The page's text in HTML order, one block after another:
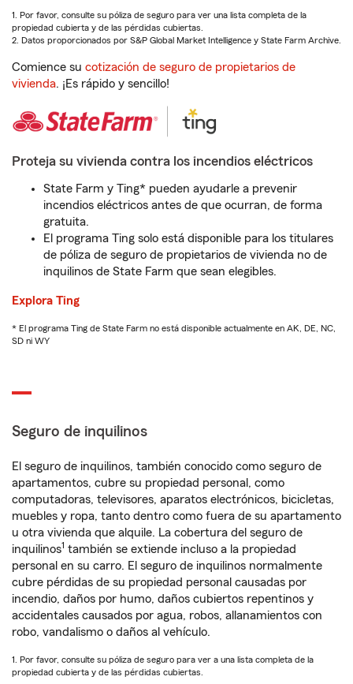
1. Por favor, consulte su póliza de seguro para ver una lista completa de la
propiedad cubierta y de las pérdidas cubiertas.
2. Datos proporcionados por S&P Global Market Intelligence y State Farm Archive.
Comience su cotización de seguro de propietarios de
vivienda. ¡Es rápido y sencillo!
Proteja su vivienda contra los incendios eléctricos
State Farm y Ting* pueden ayudarle a prevenir
incendios eléctricos antes de que ocurran, de forma
gratuita.
El programa Ting solo está disponible para los titulares
de póliza de seguro de propietarios de vivienda no de
inquilinos de State Farm que sean elegibles.
Explora Ting
* El programa Ting de State Farm no está disponible actualmente en AK, DE, NC,
SD ni WY
Seguro de inquilinos
El seguro de inquilinos, también conocido como seguro de
apartamentos, cubre su propiedad personal, como
computadoras, televisores, aparatos electrónicos, bicicletas,
muebles y ropa, tanto dentro como fuera de su apartamento
u otra vivienda que alquile. La cobertura del seguro de
inquilinos1 también se extiende incluso a la propiedad
personal en su carro. El seguro de inquilinos normalmente
cubre pérdidas de su propiedad personal causadas por
incendio, daños por humo, daños cubiertos repentinos y
accidentales causados por agua, robos, allanamientos con
robo, vandalismo o daños al vehículo.
1. Por favor, consulte su póliza de seguro para ver a una lista completa de la
propiedad cubierta y de las pérdidas cubiertas.